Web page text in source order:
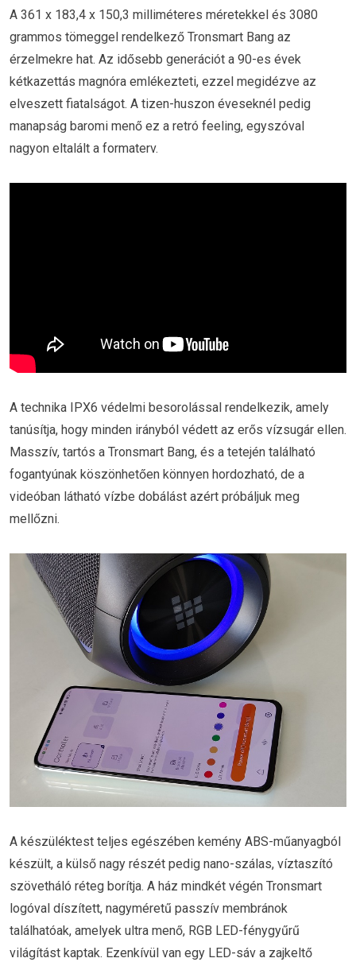
A 361 x 183,4 x 150,3 milliméteres méretekkel és 3080
grammos tömeggel rendelkező Tronsmart Bang az
érzelmekre hat. Az idősebb generációt a 90-es évek
kétkazettás magnóra emlékezteti, ezzel megidézve az
elveszett fiatalságot. A tizen-huszon éveseknél pedig
manapság baromi menő ez a retró feeling, egyszóval
nagyon eltalált a formaterv.
A technika IPX6 védelmi besorolással rendelkezik, amely
tanúsítja, hogy minden irányból védett az erős vízsugár ellen.
Masszív, tartós a Tronsmart Bang, és a tetején található
fogantyúnak köszönhetően könnyen hordozható, de a
videóban látható vízbe dobálást azért próbáljuk meg
mellőzni.
A készüléktest teljes egészében kemény ABS-műanyagból
készült, a külső nagy részét pedig nano-szálas, víztaszító
szövetháló réteg borítja. A ház mindkét végén Tronsmart
logóval díszített, nagyméretű passzív membránok
találhatóak, amelyek ultra menő, RGB LED-fénygyűrű
világítást kaptak. Ezenkívül van egy LED-sáv a zajkeltő